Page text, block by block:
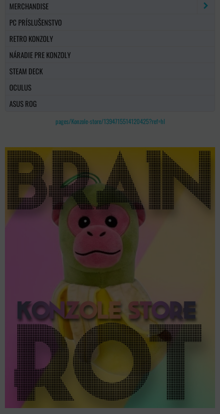
MERCHANDISE
PC PRÍSLUŠENSTVO
RETRO KONZOLY
NÁRADIE PRE KONZOLY
STEAM DECK
OCULUS
ASUS ROG
pages/Konzole-store/1394715514120425?ref=hl